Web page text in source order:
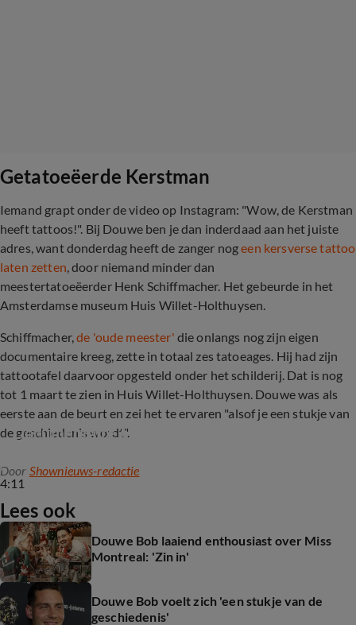
Getatoeëerde Kerstman
Iemand grapt onder de video op Instagram: "Wow, de Kerstman
heeft tattoos!". Bij Douwe ben je dan inderdaad aan het juiste
adres, want donderdag heeft de zanger nogeen kersverse tattoo
laten zetten, door niemand minder dan
meestertatoeëerder Henk Schiffmacher. Het gebeurde in het
Amsterdamse museum Huis Willet-Holthuysen.
Schiffmacher,de 'oude meester' die onlangs nog zijn eigen
documentaire kreeg, zette in totaal zes tatoeages. Hij had zijn
tattootafel daarvoor opgesteld onder het schilderij. Dat is nog
tot 1 maart te zien in Huis Willet-Holthuysen. Douwe was als
eerste aan de beurt en zei het te ervaren "alsof je een stukje van
de geschiedenis wordt".
4:11
Documentaire over Henk Schiffmacher
Door Shownieuws-redactie
Lees ook
Douwe Bob laaiend enthousiast over Miss
Montreal: 'Zin in'
Douwe Bob voelt zich 'een stukje van de
geschiedenis'